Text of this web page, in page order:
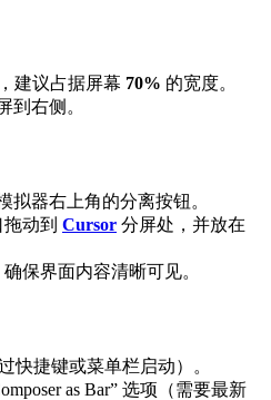
建议占据屏幕 70% 的宽度。
到右侧。
拟器右上角的分离按钮。
动到 Cursor 分屏处，并放在
保界面内容清晰可见。
快捷键或菜单栏启动）。
as Bar” 选项（需要最新